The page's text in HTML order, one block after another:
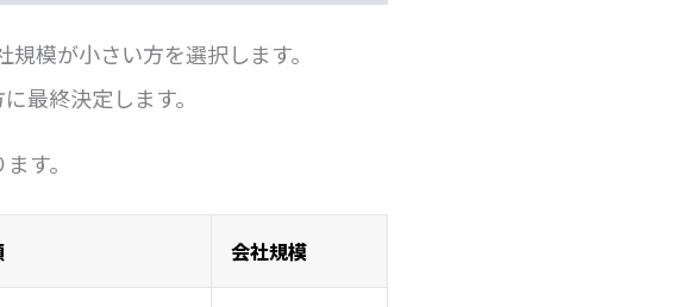
模が小さい方を選択します。
最終決定します。
す。
会社規模